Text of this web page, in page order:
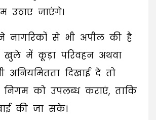
जाएंगे।
नागरिकों से भी अपील की है
खुले में कूड़ा परिवहन अथवा
अनियमितता दिखाई दे तो
को उपलब्ध कराएं, ताकि
की जा सके।